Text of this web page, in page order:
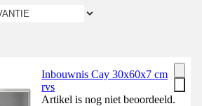
Inbouwnis Cay 30x60x7 cm
rvs
Artikel is nog niet beoordeeld.